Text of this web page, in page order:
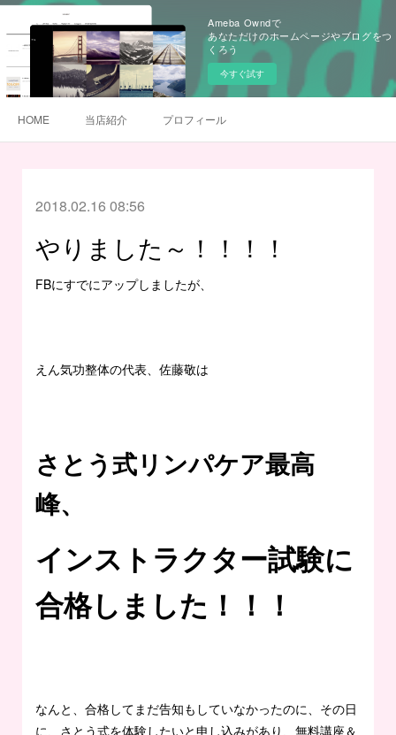
Ameba Owndで
あなただけのホームページやブログをつ
くろう
今すぐ試す
HOME 当店紹介 プロフィール
2018.02.16 08:56
やりました～！！！！
FBにすでにアップしましたが、
えん気功整体の代表、佐藤敬は
さとう式リンパケア最高
峰、
インストラクター試験に
合格しました！！！
なんと、合格してまだ告知もしていなかったのに、その日
に、さとう式を体験したいと申し込みがあり、無料講座＆